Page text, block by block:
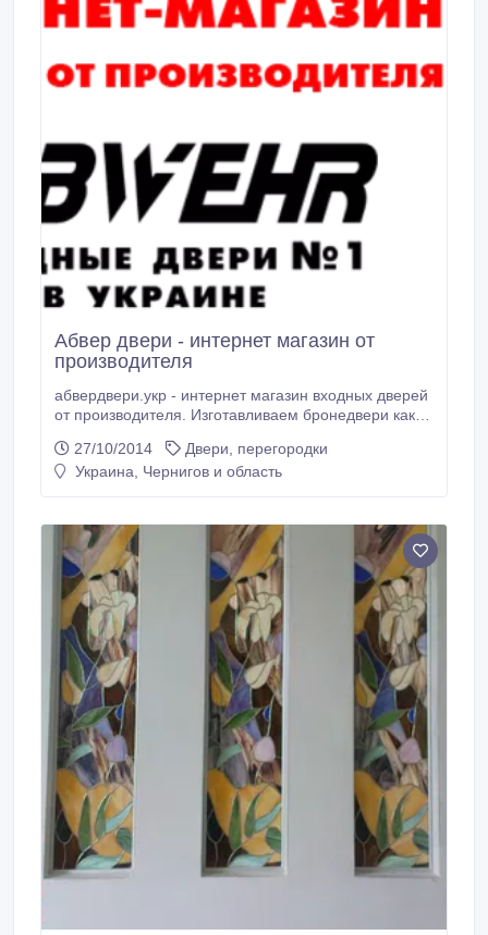
Абвер двери - интернет магазин от
производителя
абвердвери.укр - интернет магазин входных дверей
от производителя. Изготавливаем бронедвери как с
Огромный ассортимент. Цены от производителя.
27/10/2014
Двери, перегородки
Украина, Чернигов и область